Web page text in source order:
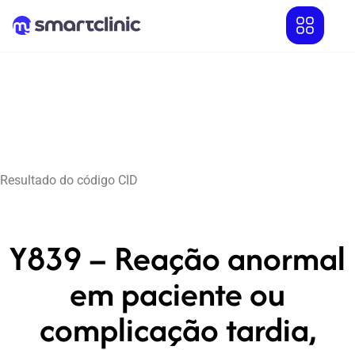
Resultado do código CID
Y839 – Reação anormal
em paciente ou
complicação tardia,